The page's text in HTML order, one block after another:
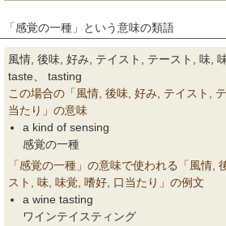
「感覚の一種」という意味の類語
風情, 後味, 好み, テイスト, テースト, 味,
taste、 tasting
この場合の「風情, 後味, 好み, テイスト,
当たり」の意味
a kind of sensing
感覚の一種
「感覚の一種」の意味で使われる「風情,
スト, 味, 味覚, 嗜好, 口当たり」の例文
a wine tasting
ワインテイスティング